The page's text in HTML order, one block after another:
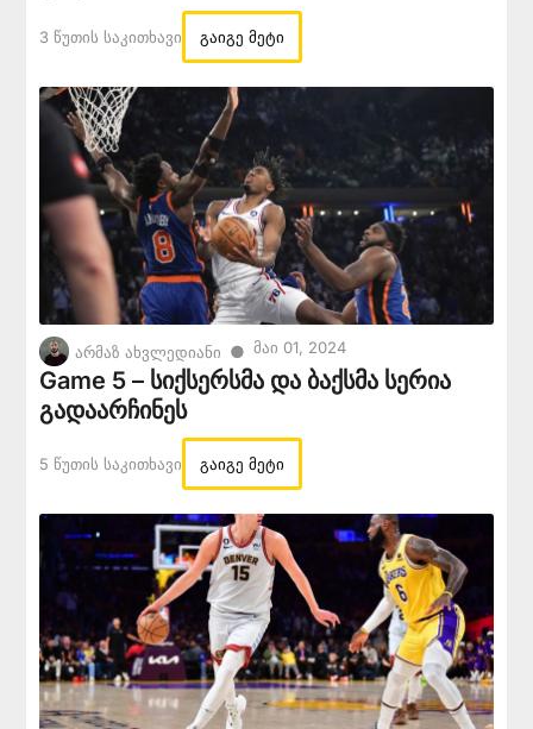
3 Წუთის Საკითხავი გაიგე მეტი
არმაზ ახვლედიანი ● Მაი 01, 2024
Game 5 – სიქსერსმა და ბაქსმა სერია
გადაარჩინეს
5 Წუთის Საკითხავი გაიგე მეტი